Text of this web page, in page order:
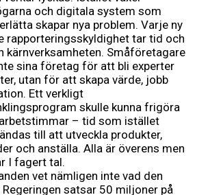
och digitala system som
skapar nya problem. Varje ny
rapporteringsskyldighet tar tid och
kärnverksamheten. Småföretagare
sina företag för att bli experter
utan för att skapa värde, jobb
Ett verkligt
skulle kunna frigöra
– tid som istället
till att utveckla produkter,
och anställa. Alla är överens men
I fagert tal.
vet nämligen inte vad den
Regeringen satsar 50 miljoner på